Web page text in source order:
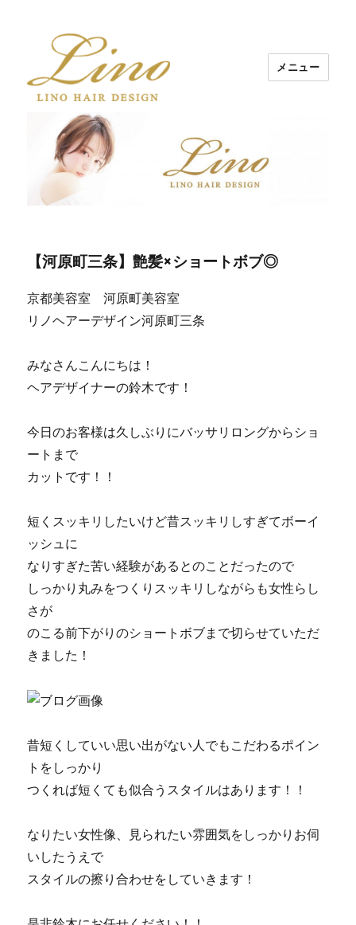
Lino Hair Design 河原町BLOG
メニュー
【河原町三条】艶髪×ショートボブ◎
京都美容室 河原町美容室
リノヘアーデザイン河原町三条
みなさんこんにちは！
ヘアデザイナーの鈴木です！
今日のお客様は久しぶりにバッサリロングからショ
ートまで
カットです！！
短くスッキリしたいけど昔スッキリしすぎてボーイ
ッシュに
なりすぎた苦い経験があるとのことだったので
しっかり丸みをつくりスッキリしながらも女性らし
さが
のこる前下がりのショートボブまで切らせていただ
きました！
昔短くしていい思い出がない人でもこだわるポイン
トをしっかり
つくれば短くても似合うスタイルはあります！！
なりたい女性像、見られたい雰囲気をしっかりお伺
いしたうえで
スタイルの擦り合わせをしていきます！